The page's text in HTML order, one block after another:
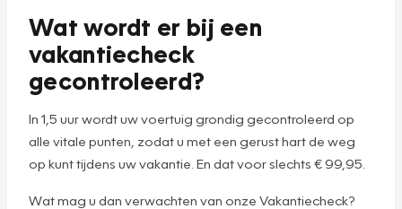
Wat wordt er bij een
vakantiecheck
gecontroleerd?
In 1,5 uur wordt uw voertuig grondig gecontroleerd op
alle vitale punten, zodat u met een gerust hart de weg
op kunt tijdens uw vakantie. En dat voor slechts € 99,95.
Wat mag u dan verwachten van onze Vakantiecheck?